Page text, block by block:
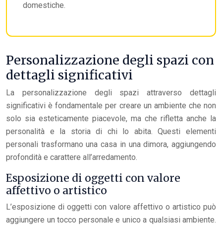
domestiche.
Personalizzazione degli spazi con
dettagli significativi
La personalizzazione degli spazi attraverso dettagli
significativi è fondamentale per creare un ambiente che non
solo sia esteticamente piacevole, ma che rifletta anche la
personalità e la storia di chi lo abita. Questi elementi
personali trasformano una casa in una dimora, aggiungendo
profondità e carattere all’arredamento.
Esposizione di oggetti con valore
affettivo o artistico
L’esposizione di oggetti con valore affettivo o artistico può
aggiungere un tocco personale e unico a qualsiasi ambiente.